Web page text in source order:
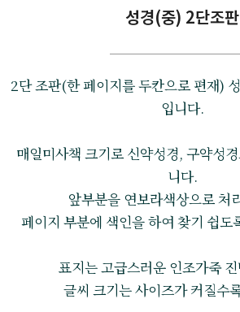
성경(중) 2단조판
2단 조판(한 페이지를 두칸으로 편재)
입니다.
매일미사책 크기로 신약성경, 구약성
니다.
앞부분을 연보라색상으로 처
페이지 부분에 색인을 하여 찾기 쉽도
표지는 고급스러운 인조가죽
글씨 크기는 사이즈가 커질수